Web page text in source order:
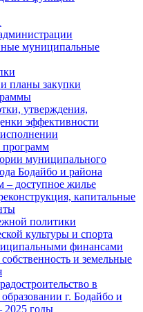
муниципальные
планы закупки
утверждения,
эффективности
муниципального
Бодайбо и района
доступное жилье
капитальные
политики
культуры и спорта
финансами
и земельные
в
г. Бодайбо и
2025 годы